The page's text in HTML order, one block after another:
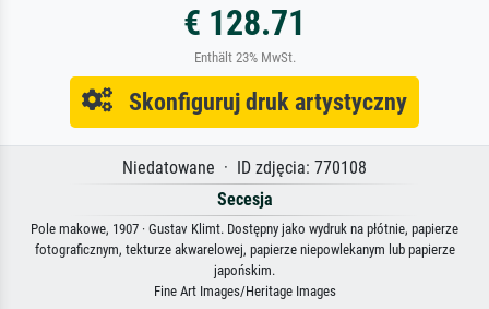
€ 128.71
Enthält 23% MwSt.
Skonfiguruj druk artystyczny
Niedatowane · ID zdjęcia: 770108
Secesja
Pole makowe, 1907 · Gustav Klimt. Dostępny jako wydruk na płótnie, papierze
fotograficznym, tekturze akwarelowej, papierze niepowlekanym lub papierze
japońskim.
Fine Art Images/Heritage Images